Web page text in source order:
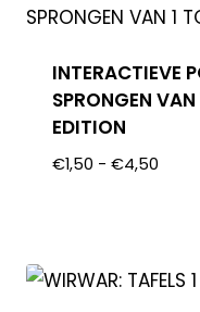
INTERACTIEVE
SPRONGEN
EDITION
€1,50 - €4,50